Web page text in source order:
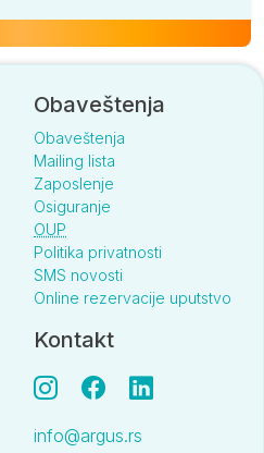
Obaveštenja
Obaveštenja
Mailing lista
Zaposlenje
Osiguranje
OUP
Politika privatnosti
SMS novosti
Online rezervacije uputstvo
Kontakt
info@argus.rs